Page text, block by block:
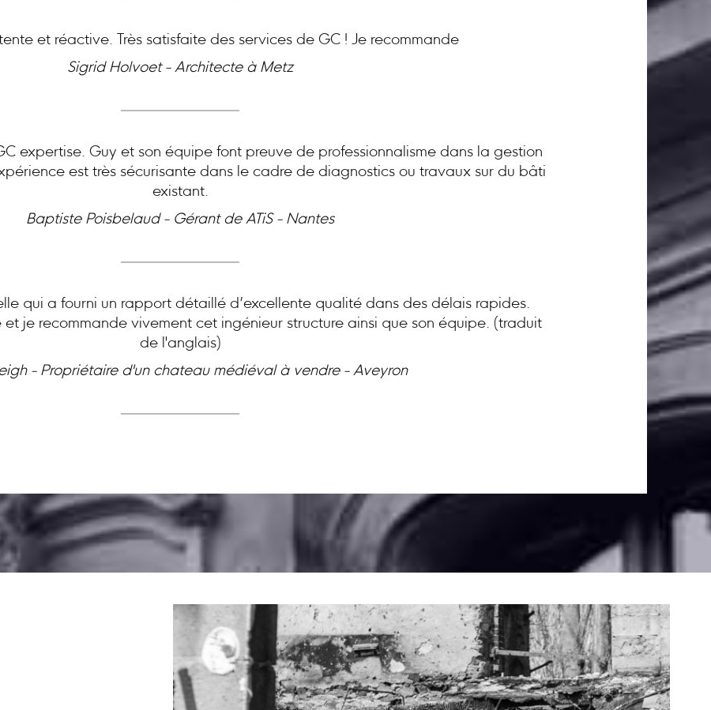
et réactive. Très satisfaite des services de GC ! Je recommande
Sigrid Holvoet - Architecte à Metz
expertise. Guy et son équipe font preuve de professionnalisme dans la gestion
est très sécurisante dans le cadre de diagnostics ou travaux sur du bâti
existant.
Baptiste Poisbelaud - Gérant de ATiS - Nantes
qui a fourni un rapport détaillé d’excellente qualité dans des délais rapides.
et je recommande vivement cet ingénieur structure ainsi que son équipe. (traduit
de l'anglais)
- Propriétaire d'un chateau médiéval à vendre - Aveyron